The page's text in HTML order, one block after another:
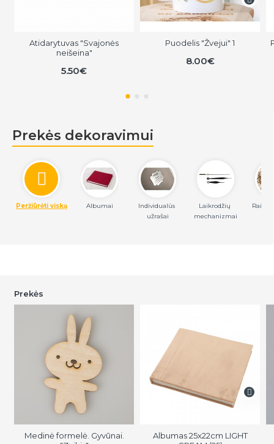
Atidarytuvas "Svajonės
neišeina"
5.50€
Puodelis "Žvejui" 1
8.00€
Prekės dekoravimui
Albumai
Individualūs
užrašai
Laikrodžių
mechanizmai
Peržiūrėti viską
Prekės
Medinė formelė. Gyvūnai.
Albumas 25x22cm LIGHT